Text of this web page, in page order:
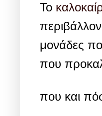
Το
περιβάλλον
μονάδες
που
που και